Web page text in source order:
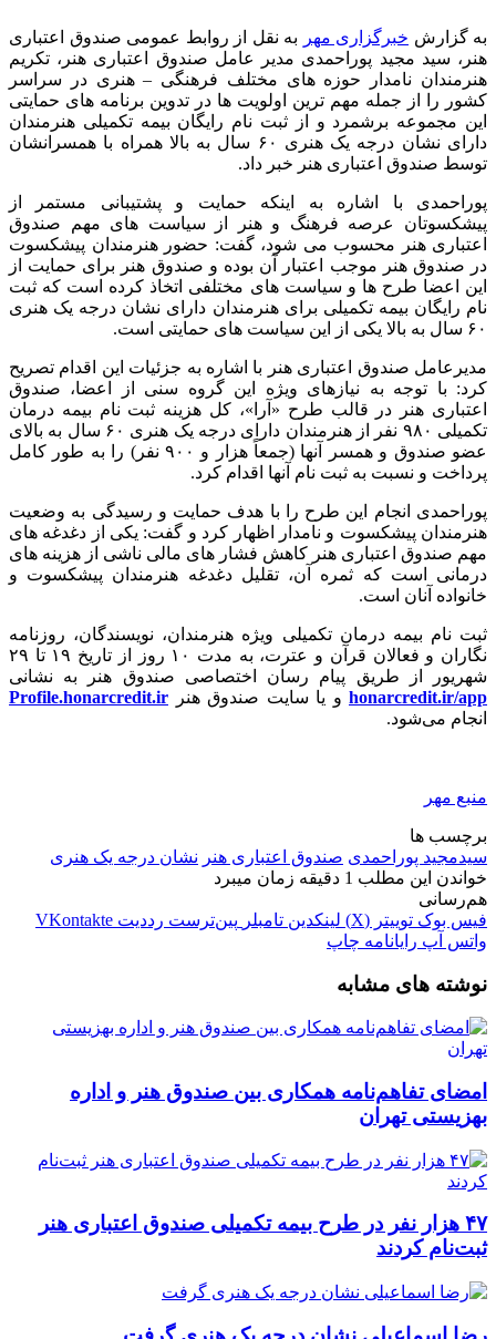
به گزارش خبرگزاری مهر
به نقل از روابط عمومی صندوق اعتباری
هنر، سید مجید پوراحمدی مدیر عامل صندوق اعتباری هنر، تکریم
هنرمندان نامدار حوزه های مختلف فرهنگی – هنری در سراسر
کشور را از جمله مهم ترین اولویت ها در تدوین برنامه های حمایتی
این مجموعه برشمرد و از ثبت نام رایگان بیمه تکمیلی هنرمندان
دارای نشان درجه یک هنری ۶۰ سال به بالا همراه با همسرانشان
توسط صندوق اعتباری هنر خبر داد.
پوراحمدی با اشاره به اینکه حمایت و پشتیبانی مستمر از
پیشکسوتان عرصه فرهنگ و هنر از سیاست های مهم صندوق
اعتباری هنر محسوب می شود، گفت: حضور هنرمندان پیشکسوت
در صندوق هنر موجب اعتبار آن بوده و صندوق هنر برای حمایت از
این اعضا طرح ها و سیاست های مختلفی اتخاذ کرده است که ثبت
نام رایگان بیمه تکمیلی برای هنرمندان دارای نشان درجه یک هنری
۶۰ سال به بالا یکی از این سیاست های حمایتی است.
مدیرعامل صندوق اعتباری هنر با اشاره به جزئیات این اقدام تصریح
کرد: با توجه به نیازهای ویژه این گروه سنی از اعضا، صندوق
اعتباری هنر در قالب طرح «آرا»، کل هزینه ثبت نام بیمه درمان
تکمیلی ۹۸۰ نفر از هنرمندان دارای درجه یک هنری ۶۰ سال به بالای
عضو صندوق و همسر آنها (جمعاً هزار و ۹۰۰ نفر) را به طور کامل
پرداخت و نسبت به ثبت نام آنها اقدام کرد.
پوراحمدی انجام این طرح را با هدف حمایت و رسیدگی به وضعیت
هنرمندان پیشکسوت و نامدار اظهار کرد و گفت: یکی از دغدغه های
مهم صندوق اعتباری هنر کاهش فشار های مالی ناشی از هزینه های
درمانی است که ثمره آن، تقلیل دغدغه هنرمندان پیشکسوت و
خانواده آنان است.
ثبت نام بیمه درمان تکمیلی ویژه هنرمندان، نویسندگان، روزنامه
نگاران و فعالان قرآن و عترت، به مدت ۱۰ روز از تاریخ ۱۹ تا ۲۹
شهریور از طریق پیام رسان اختصاصی صندوق هنر به نشانی
honarcredit.ir/app و یا سایت صندوق هنر Profile.honarcredit.ir
انجام می‌شود.
منبع مهر
برچسب ها
سیدمجید پوراحمدی صندوق اعتباری هنر نشان درجه یک هنری
خواندن این مطلب 1 دقیقه زمان میبرد
هم‌رسانی
فیس بوک توییتر (X) لینکدین ‫تامبلر ‫پین‌ترست ‫رددیت ‫VKontakte
واتس آپ رایانامه چاپ
نوشته های مشابه
امضای تفاهم‌نامه همکاری بین صندوق هنر و اداره
بهزیستی تهران
۴۷ هزار نفر در طرح بیمه تکمیلی صندوق اعتباری هنر
ثبت‌نام کردند